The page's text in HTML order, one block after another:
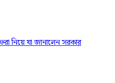
নিয়ে যা জানালেন সরকার